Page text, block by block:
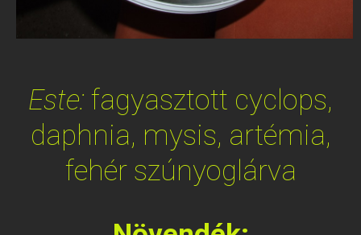
Este: fagyasztott cyclops,
daphnia, mysis, artémia,
fehér szúnyoglárva